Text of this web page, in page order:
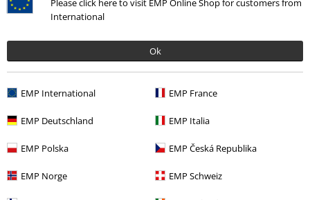
International
Ok
EMP International EMP France
EMP Deutschland EMP Italia
EMP Polska EMP Česká Republika
EMP Norge EMP Schweiz